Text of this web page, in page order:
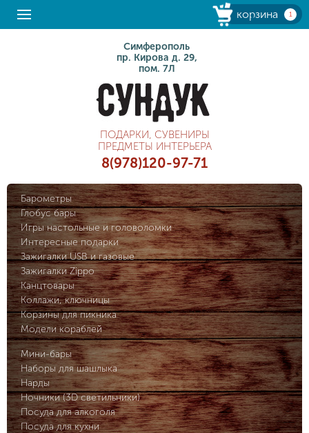
корзина 1
Симферополь
пр. Кирова д. 29,
пом. 7Л
ПОДАРКИ, СУВЕНИРЫ
ПРЕДМЕТЫ ИНТЕРЬЕРА
8(978)120-97-71
Барометры
Глобус бары
Игры настольные и головоломки
Интересные подарки
Зажигалки USB и газовые
Зажигалки Zippo
Канцтовары
Коллажи, ключницы
Корзины для пикника
Модели кораблей
Мини-бары
Наборы для шашлыка
Нарды
Ночники (3D светильники)
Посуда для алкоголя
Посуда для кухни